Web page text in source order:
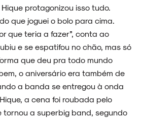
protagonizou isso tudo.
que joguei o bolo para cima.
que teria a fazer”, conta ao
e se espatifou no chão, mas só
que deu pra todo mundo
o aniversário era também de
a banda se entregou à onda
a cena foi roubada pelo
tornou a superbig band, segundo